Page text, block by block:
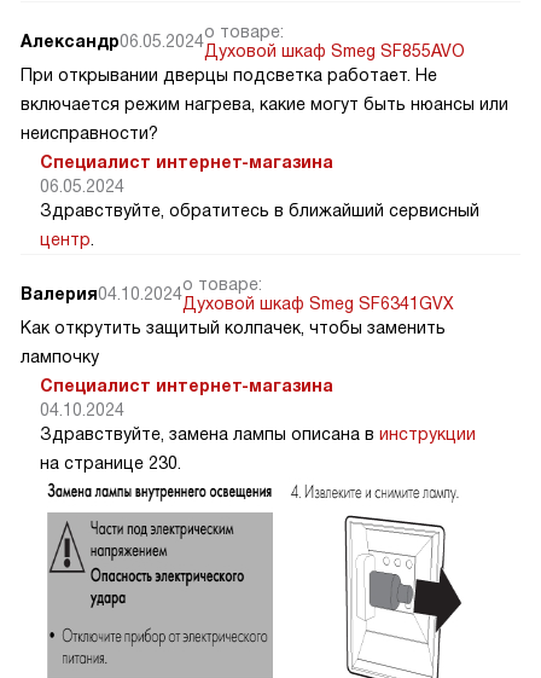
Александр06.05.2024о товаре:
Духовой шкаф Smeg SF855AVO
При открывании дверцы подсветка работает. Не
включается режим нагрева, какие могут быть нюансы или
неисправности?
Специалист интернет-магазина
06.05.2024
Здравствуйте, обратитесь в ближайший сервисный
центр
Валерия04.10.2024о товаре:
Духовой шкаф Smeg SF6341GVX
Как открутить защитый колпачек, чтобы заменить
лампочку
Специалист интернет-магазина
04.10.2024
Здравствуйте, замена лампы описана в инструкции
на странице 230.